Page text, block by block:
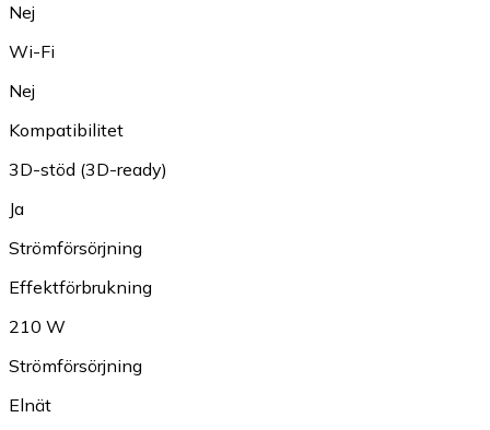
Nej
Wi-Fi
Nej
Kompatibilitet
3D-stöd (3D-ready)
Ja
Strömförsörjning
Effektförbrukning
210 W
Strömförsörjning
Elnät